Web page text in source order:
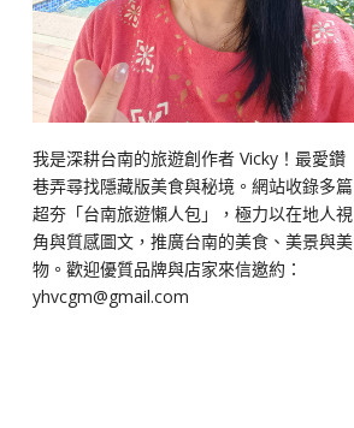
我是深耕台南的旅遊創作者 Vicky！最愛鑽
巷弄尋找隱藏版美食與秘境。網站收錄多篇
超夯「台南旅遊懶人包」，極力以在地人視
角與質感圖文，推廣台南的美食、美景與美
物。歡迎優質品牌與店家來信邀約：
yhvcgm@gmail.com